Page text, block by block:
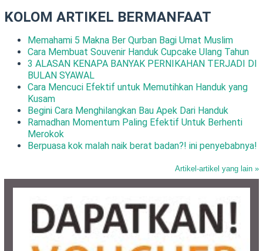
KOLOM ARTIKEL BERMANFAAT
Memahami 5 Makna Ber Qurban Bagi Umat Muslim
Cara Membuat Souvenir Handuk Cupcake Ulang Tahun
3 ALASAN KENAPA BANYAK PERNIKAHAN TERJADI DI
BULAN SYAWAL
Cara Mencuci Efektif untuk Memutihkan Handuk yang
Kusam
Begini Cara Menghilangkan Bau Apek Dari Handuk
Ramadhan Momentum Paling Efektif Untuk Berhenti
Merokok
Berpuasa kok malah naik berat badan?! ini penyebabnya!
Artikel-artikel yang lain »